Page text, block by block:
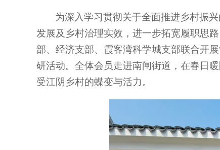
为深入学习贯彻关于全面推进乡村振
发展及乡村治理实效，进一步拓宽履职思路
部、经济支部、霞客湾科学城支部联合开
研活动。全体会员走进南闸街道，在春日
受江阴乡村的蝶变与活力。